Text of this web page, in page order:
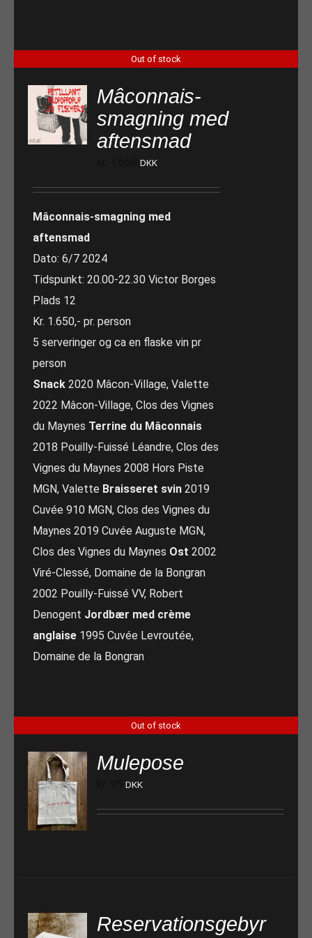
Out of stock
Mâconnais-
smagning med
aftensmad
DKK
Mâconnais-smagning med
aftensmad
Dato: 6/7 2024
Tidspunkt: 20.00-22.30 Victor Borges
Plads 12
Kr. 1.650,- pr. person
5 serveringer og ca en flaske vin pr
person
Snack 2020 Mâcon-Village, Valette
2022 Mâcon-Village, Clos des Vignes
du Maynes Terrine du Mâconnais
2018 Pouilly-Fuissé Léandre, Clos des
Vignes du Maynes 2008 Hors Piste
MGN, Valette Braisseret svin 2019
Cuvée 910 MGN, Clos des Vignes du
Maynes 2019 Cuvée Auguste MGN,
Clos des Vignes du Maynes Ost 2002
Viré-Clessé, Domaine de la Bongran
2002 Pouilly-Fuissé VV, Robert
Denogent Jordbær med crème
anglaise 1995 Cuvée Levroutée,
Domaine de la Bongran
Out of stock
Mulepose
DKK
Reservationsgebyr